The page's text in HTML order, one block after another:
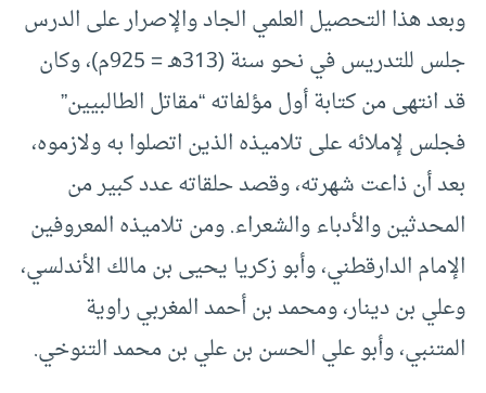
وبعد هذا التحصيل العلمي الجاد والإصرار على الدرس
جلس للتدريس في نحو سنة (313هـ = 925م)، وكان
قد انتهى من كتابة أول مؤلفاته “مقاتل الطالبيين”
فجلس لإملائه على تلاميذه الذين اتصلوا به ولازموه،
بعد أن ذاعت شهرته، وقصد حلقاته عدد كبير من
المحدثين والأدباء والشعراء. ومن تلاميذه المعروفين
الإمام الدارقطني، وأبو زكريا يحيى بن مالك الأندلسي،
وعلي بن دينار، ومحمد بن أحمد المغربي راوية
المتنبي، وأبو علي الحسن بن علي بن محمد التنوخي.